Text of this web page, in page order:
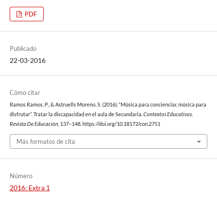
PDF
Publicado
22-03-2016
Cómo citar
Ramos Ramos, P., & Astruells Moreno, S. (2016). “Música para concienciar, música para
disfrutar”. Tratar la discapacidad en el aula de Secundaria. Contextos Educativos.
Revista De Educación, 137–148. https://doi.org/10.18172/con.2751
Más formatos de cita
Número
2016: Extra 1